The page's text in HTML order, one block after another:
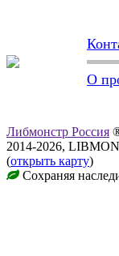
О
Либмонстр Россия
2014-2026,
(открыть карту)
Сохраняя